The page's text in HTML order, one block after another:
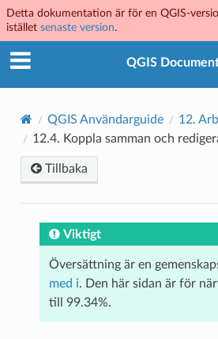
Detta dokumentation är för en QGIS-
istället senaste version.
QGIS
QGIS Användarguide 12.
12.4. Koppla samman och
Tillbaka
Viktigt
Översättning är en
med i. Den här sidan är för
till 99.34%.